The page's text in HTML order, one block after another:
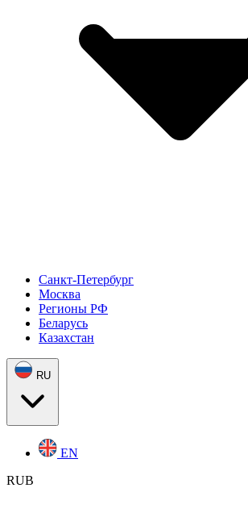
Санкт-Петербург
Москва
Регионы РФ
Беларусь
Казахстан
RU
EN
RUB